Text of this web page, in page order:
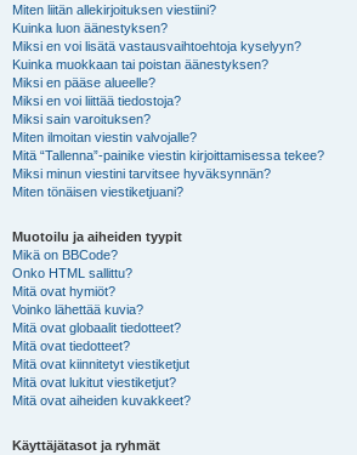
Miten liitän allekirjoituksen viestiini?
Kuinka luon äänestyksen?
Miksi en voi lisätä vastausvaihtoehtoja kyselyyn?
Kuinka muokkaan tai poistan äänestyksen?
Miksi en pääse alueelle?
Miksi en voi liittää tiedostoja?
Miksi sain varoituksen?
Miten ilmoitan viestin valvojalle?
Mitä “Tallenna”-painike viestin kirjoittamisessa tekee?
Miksi minun viestini tarvitsee hyväksynnän?
Miten tönäisen viestiketjuani?
Muotoilu ja aiheiden tyypit
Mikä on BBCode?
Onko HTML sallittu?
Mitä ovat hymiöt?
Voinko lähettää kuvia?
Mitä ovat globaalit tiedotteet?
Mitä ovat tiedotteet?
Mitä ovat kiinnitetyt viestiketjut
Mitä ovat lukitut viestiketjut?
Mitä ovat aiheiden kuvakkeet?
Käyttäjätasot ja ryhmät